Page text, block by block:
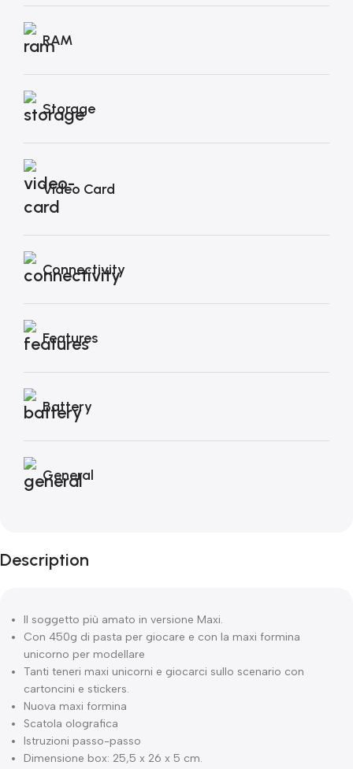
RAM
Storage
Video Card
Connectivity
Features
Battery
General
Description
Il soggetto più amato in versione Maxi.
Con 450g di pasta per giocare e con la maxi formina
unicorno per modellare
Tanti teneri maxi unicorni e giocarci sullo scenario con
cartoncini e stickers.
Nuova maxi formina
Scatola olografica
Istruzioni passo-passo
Dimensione box: 25,5 x 26 x 5 cm.